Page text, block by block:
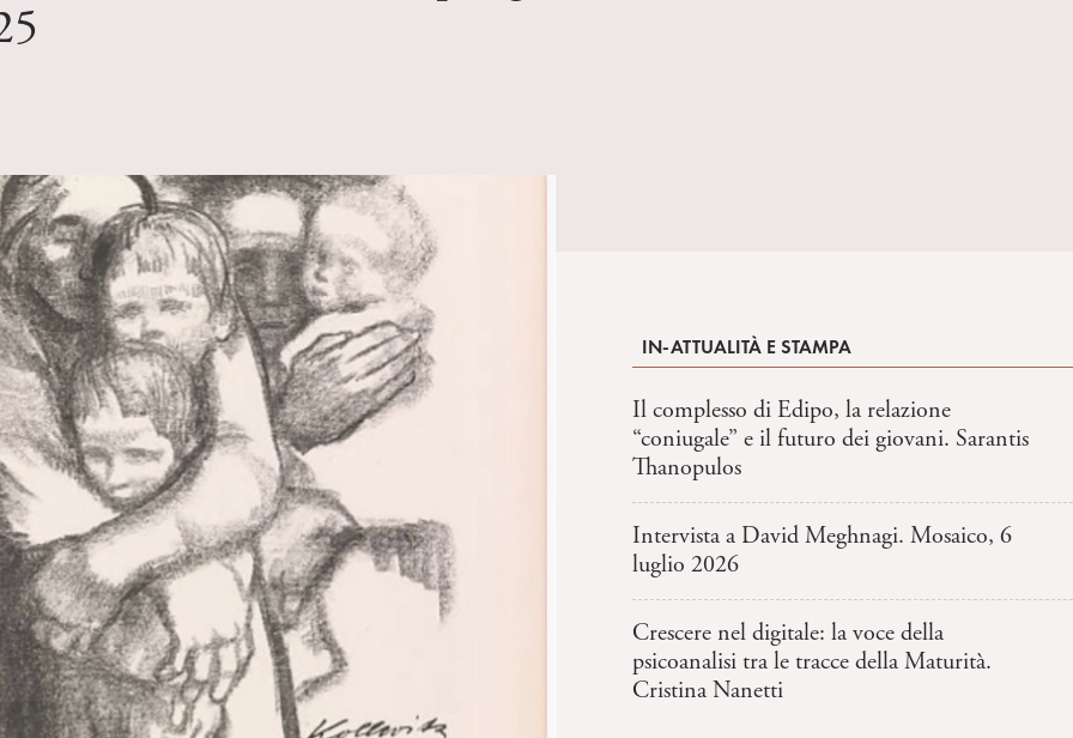
IN-ATTUALITÀ E STAMPA
Il complesso di Edipo, la relazione
“coniugale” e il futuro dei giovani. Sarantis
Thanopulos
Intervista a David Meghnagi. Mosaico, 6
luglio 2026
Crescere nel digitale: la voce della
psicoanalisi tra le tracce della Maturità.
Cristina Nanetti